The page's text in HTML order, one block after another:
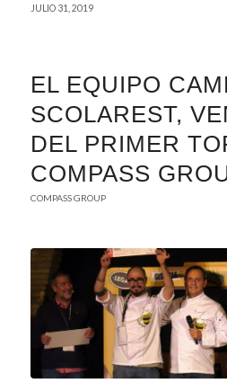
JULIO 31, 2019
EL EQUIPO
SCOLAREST,
DEL PRIMER
COMPASS
COMPASS GROUP